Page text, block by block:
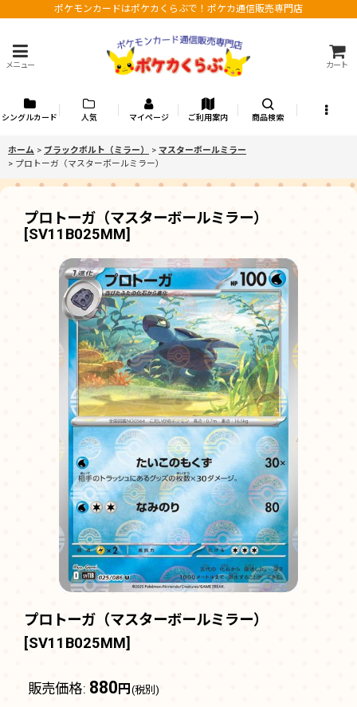
ポケモンカードはポケカくらぶで！ポケカ通信販売専門店
メニュー カート
シングルカード 人気 マイページ ご利用案内 商品検索
ホーム > ブラックボルト（ミラー） > マスターボールミラー
> プロトーガ（マスターボールミラー）
プロトーガ（マスターボールミラー）
[SV11B025MM]
プロトーガ（マスターボールミラー）
[SV11B025MM]
販売価格: 880 円 (税別)